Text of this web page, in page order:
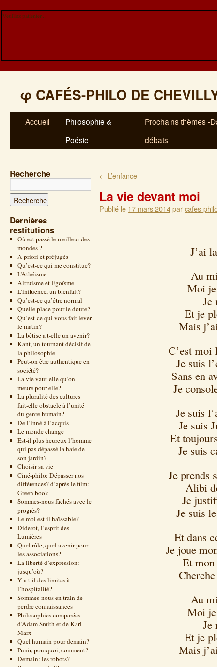
Veuillez patienter...
φ CAFÉS-PHILO DE
Accueil
Philosophie &
Poésie
Prochains thèmes -
débats
Recherche
Dernières
restitutions
Où est passé le meilleur des
mondes ?
A priori et préjugés
Qu’est-ce qui me constitue?
L’Athéisme
Altruisme et Egoïsme
L’influence, un bienfait?
Qu’est-ce qu’être normal
Quelle place pour le doute?
Qu’est-ce qui vous fait lever
le matin?
La bêtise a t-elle un avenir?
Kant, un tournant décisif de
la philosophie
Peut-on être authentique en
société?
La vie vaut-elle qu’on
meure pour elle?
La pluralité des cultures
fait-elle obstacle à l’unité
du genre humain?
De l’inné à l’acquis
Le monde change
Est-il plus heureux l’homme
qui pas dépassé la haie de
son jardin?
Choisir sa vie
Ciné-philo: Dépasser nos
différences? d’après le film:
Green book
Sommes-nous fâchés avec le
progrès?
Le moi est-il haïssable?
Diderot, l’esprit des
Lumières
Quel rôle, quel avenir pour
les associations?
La liberté d’expression:
jusqu’où?
Y a t-il des limites à
l’hospitalité?
Sommes-nous en train de
perdre connaissances
Philosophies comparées
d’Adam Smith et de Karl
Marx
Quel humain pour demain?
Punir, pourquoi, comment?
Demain: les robots?
← L’enfance
La vie devant moi
Publié le 17 mars 2014parcafes-
J’ai
Au
Moi
Je
Et je
Mais
C’est moi
Je suis
Sans en
Je
Je suis
Je suis
Et
Je suis
Je prends
Alibi
Je
Je suis
Et dans
Je joue
Et mon
Au
Moi
Je
Et je
Mais